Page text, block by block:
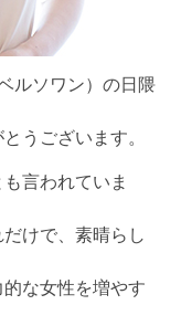
ルソワン）の日隈
うございます。
言われていま
けで、素晴らし
な女性を増やす